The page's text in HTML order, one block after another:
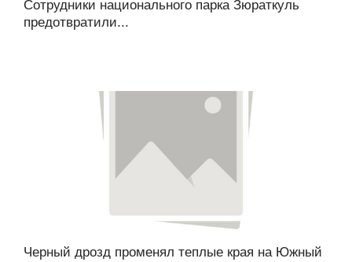
Сотрудники национального парка Зюраткуль
предотвратили...
Черный дрозд променял теплые края на Южный